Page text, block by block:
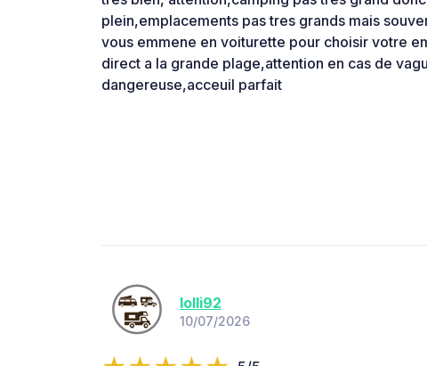
plein,emplacements pas tres grands mais
vous emmene en voiturette pour choisir votre
direct a la grande plage,attention en cas de
dangereuse,acceuil parfait
lolli92
10/07/2026